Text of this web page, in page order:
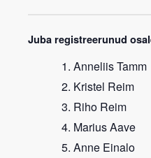
Juba registreerunud
Anneliis Tamm
Kristel Reim
Riho Reim
Marius Aave
Anne Einalo